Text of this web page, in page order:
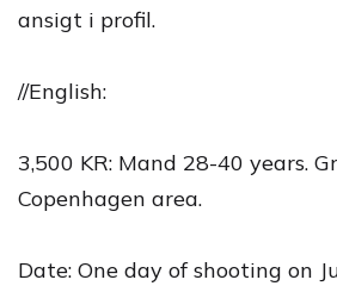
ansigt i profil.
//English:
3,500 KR: Mand 28-40 years.
Copenhagen area.
Date: One day of shooting on